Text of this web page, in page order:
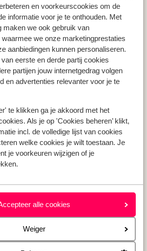
en voorkeurscookies om de
informatie voor je te onthouden. Met
maken we ook gebruik van
we onze marketingprestaties
aanbiedingen kunnen personaliseren.
eerste en derde partij cookies
partijen jouw internetgedrag volgen
en advertenties relevanter voor je te
te klikken ga je akkoord met het
Als je op 'Cookies beheren’ klikt,
incl. de volledige lijst van cookies
welke cookies je wilt toestaan. Je
je voorkeuren wijzigen of je
alle cookies
Weiger
Vakantie Kreta
Vakantie Zakynthos
Vakantie Andalusië
Vakantie Algarve
Type vakantie
Zomervakantie
Herfstvakantie
op vakantie
Vacatures
Sitemap